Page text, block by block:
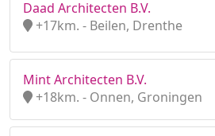
Daad Architecten B.V.
+17km. - Beilen, Drenthe
Mint Architecten B.V.
+18km. - Onnen, Groningen